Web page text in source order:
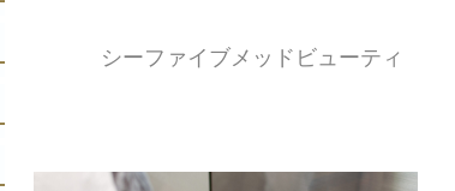
シーファイブメッドビューティ